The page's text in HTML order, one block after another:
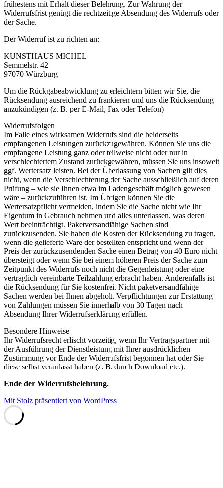
frühestens mit Erhalt dieser Belehrung. Zur Wahrung der
Widerrufsfrist genügt die rechtzeitige Absendung des Widerrufs oder
der Sache.
Der Widerruf ist zu richten an:
KUNSTHAUS MICHEL
Semmelstr. 42
97070 Würzburg
Um die Rückgabeabwicklung zu erleichtern bitten wir Sie, die
Rücksendung ausreichend zu frankieren und uns die Rücksendung
anzukündigen (z. B. per E-Mail, Fax oder Telefon)
Widerrufsfolgen
Im Falle eines wirksamen Widerrufs sind die beiderseits
empfangenen Leistungen zurückzugewähren. Können Sie uns die
empfangene Leistung ganz oder teilweise nicht oder nur in
verschlechtertem Zustand zurückgewähren, müssen Sie uns insoweit
ggf. Wertersatz leisten. Bei der Überlassung von Sachen gilt dies
nicht, wenn die Verschlechterung der Sache ausschließlich auf deren
Prüfung – wie sie Ihnen etwa im Ladengeschäft möglich gewesen
wäre – zurückzuführen ist. Im Übrigen können Sie die
Wertersatzpflicht vermeiden, indem Sie die Sache nicht wie Ihr
Eigentum in Gebrauch nehmen und alles unterlassen, was deren
Wert beeinträchtigt. Paketversandfähige Sachen sind
zurückzusenden. Sie haben die Kosten der Rücksendung zu tragen,
wenn die gelieferte Ware der bestellten entspricht und wenn der
Preis der zurückzusendenden Sache einen Betrag von 40 Euro nicht
übersteigt oder wenn Sie bei einem höheren Preis der Sache zum
Zeitpunkt des Widerrufs noch nicht die Gegenleistung oder eine
vertraglich vereinbarte Teilzahlung erbracht haben. Anderenfalls ist
die Rücksendung für Sie kostenfrei. Nicht paketversandfähige
Sachen werden bei Ihnen abgeholt. Verpflichtungen zur Erstattung
von Zahlungen müssen Sie innerhalb von 30 Tagen nach
Absendung Ihrer Widerrufserklärung erfüllen.
Besondere Hinweise
Ihr Widerrufsrecht erlischt vorzeitig, wenn Ihr Vertragspartner mit
der Ausführung der Dienstleistung mit Ihrer ausdrücklichen
Zustimmung vor Ende der Widerrufsfrist begonnen hat oder Sie
diese selbst veranlasst haben (z. B. durch Download etc.).
Ende der Widerrufsbelehrung.
Mit Stolz präsentiert von WordPress